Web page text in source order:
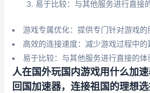
易于比较：与其他服务进行直接
游戏专属优化：提供专门针对游戏的
高效的连接速度：减少游戏过程中的
易于比较：与其他服务进行直接的体
人在国外玩国内游戏用什么加
回国加速器，连接祖国的理想